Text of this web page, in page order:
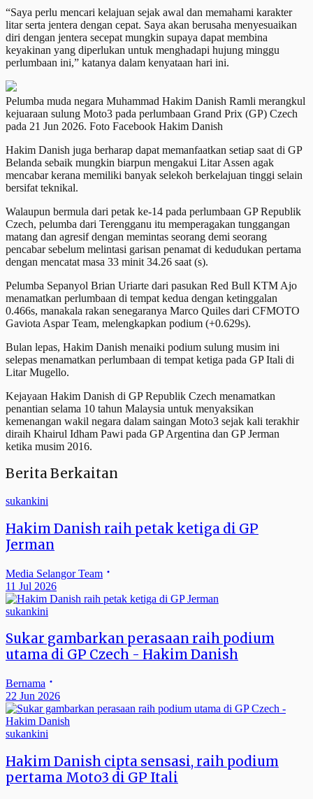
“Saya perlu mencari kelajuan sejak awal dan memahami karakter
litar serta jentera dengan cepat. Saya akan berusaha menyesuaikan
diri dengan jentera secepat mungkin supaya dapat membina
keyakinan yang diperlukan untuk menghadapi hujung minggu
perlumbaan ini,” katanya dalam kenyataan hari ini.
Pelumba muda negara Muhammad Hakim Danish Ramli merangkul
kejuaraan sulung Moto3 pada perlumbaan Grand Prix (GP) Czech
pada 21 Jun 2026. Foto Facebook Hakim Danish
Hakim Danish juga berharap dapat memanfaatkan setiap saat di GP
Belanda sebaik mungkin biarpun mengakui Litar Assen agak
mencabar kerana memiliki banyak selekoh berkelajuan tinggi selain
bersifat teknikal.
Walaupun bermula dari petak ke-14 pada perlumbaan GP Republik
Czech, pelumba dari Terengganu itu memperagakan tunggangan
matang dan agresif dengan memintas seorang demi seorang
pencabar sebelum melintasi garisan penamat di kedudukan pertama
dengan mencatat masa 33 minit 34.26 saat (s).
Pelumba Sepanyol Brian Uriarte dari pasukan Red Bull KTM Ajo
menamatkan perlumbaan di tempat kedua dengan ketinggalan
0.466s, manakala rakan senegaranya Marco Quiles dari CFMOTO
Gaviota Aspar Team, melengkapkan podium (+0.629s).
Bulan lepas, Hakim Danish menaiki podium sulung musim ini
selepas menamatkan perlumbaan di tempat ketiga pada GP Itali di
Litar Mugello.
Kejayaan Hakim Danish di GP Republik Czech menamatkan
penantian selama 10 tahun Malaysia untuk menyaksikan
kemenangan wakil negara dalam saingan Moto3 sejak kali terakhir
diraih Khairul Idham Pawi pada GP Argentina dan GP Jerman
ketika musim 2016.
Berita Berkaitan
sukankini
Hakim Danish raih petak ketiga di GP
Jerman
Media Selangor Team
11 Jul 2026
sukankini
Sukar gambarkan perasaan raih podium
utama di GP Czech - Hakim Danish
Bernama
22 Jun 2026
sukankini
Hakim Danish cipta sensasi, raih podium
pertama Moto3 di GP Itali